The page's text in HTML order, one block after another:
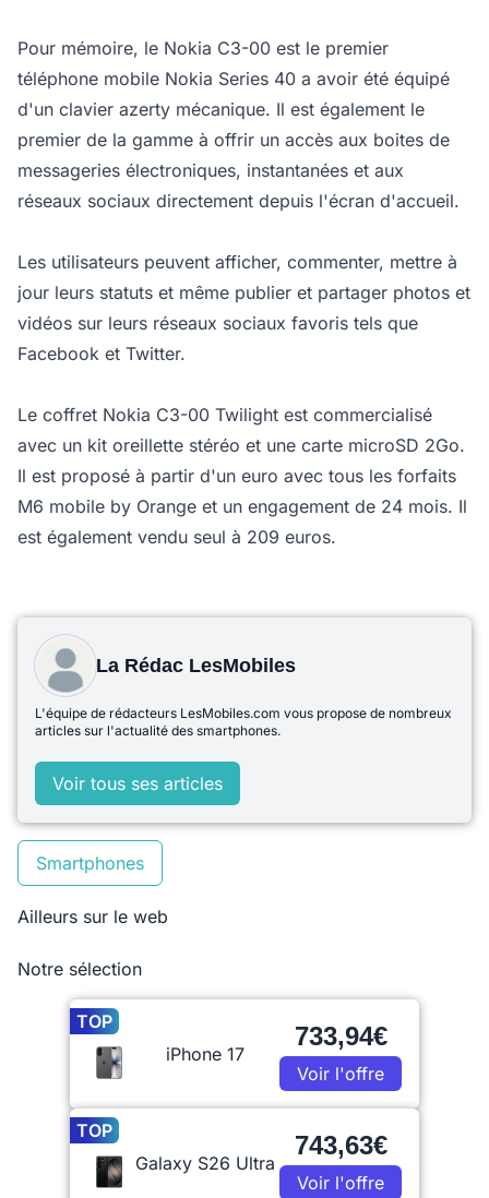
Pour mémoire, le Nokia C3-00 est le premier
téléphone mobile Nokia Series 40 a avoir été équipé
d'un clavier azerty mécanique. Il est également le
premier de la gamme à offrir un accès aux boites de
messageries électroniques, instantanées et aux
réseaux sociaux directement depuis l'écran d'accueil.
Les utilisateurs peuvent afficher, commenter, mettre à
jour leurs statuts et même publier et partager photos et
vidéos sur leurs réseaux sociaux favoris tels que
Facebook et Twitter.
Le coffret Nokia C3-00 Twilight est commercialisé
avec un kit oreillette stéréo et une carte microSD 2Go.
Il est proposé à partir d'un euro avec tous les forfaits
M6 mobile by Orange et un engagement de 24 mois. Il
est également vendu seul à 209 euros.
La Rédac LesMobiles
L'équipe de rédacteurs LesMobiles.com vous propose de nombreux
articles sur l'actualité des smartphones.
Voir tous ses articles
Smartphones
Ailleurs sur le web
Notre sélection
TOP
iPhone 17
733,94€
Voir l'offre
TOP
Galaxy S26 Ultra
743,63€
Voir l'offre